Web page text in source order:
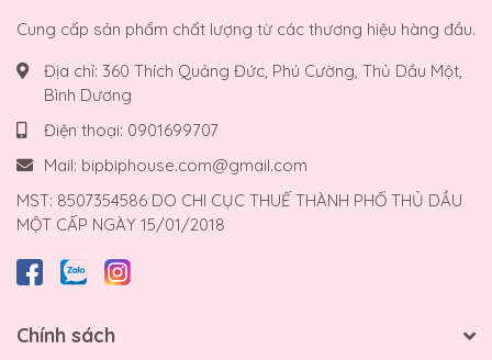
Cung cấp sản phẩm chất lượng từ các thương hiệu hàng đầu.
Địa chỉ: 360 Thích Quảng Đức, Phú Cường, Thủ Dầu Một,
Bình Dương
Điện thoại: 0901699707
Mail: bipbiphouse.com@gmail.com
MST: 8507354586 DO CHI CỤC THUẾ THÀNH PHỐ THỦ DẦU
MỘT CẤP NGÀY 15/01/2018
Chính sách